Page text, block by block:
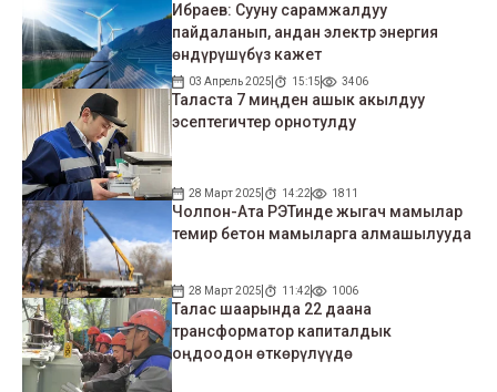
Ибраев: Сууну сарамжалдуу
пайдаланып, андан электр энергия
өндүрүшүбүз кажет
03 Апрель 2025 15:15 3406
Таласта 7 миңден ашык акылдуу
эсептегичтер орнотулду
28 Март 2025 14:22 1811
Чолпон-Ата РЭТинде жыгач мамылар
темир бетон мамыларга алмашылууда
28 Март 2025 11:42 1006
Талас шаарында 22 даана
трансформатор капиталдык
оңдоодон өткөрүлүүдө